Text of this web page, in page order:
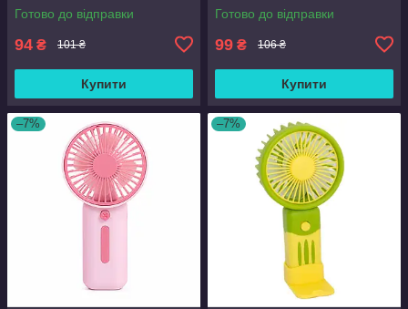
Готово до відправки
94 ₴ 101 ₴
Купити
Готово до відправки
99 ₴ 106 ₴
Купити
–7% –7%